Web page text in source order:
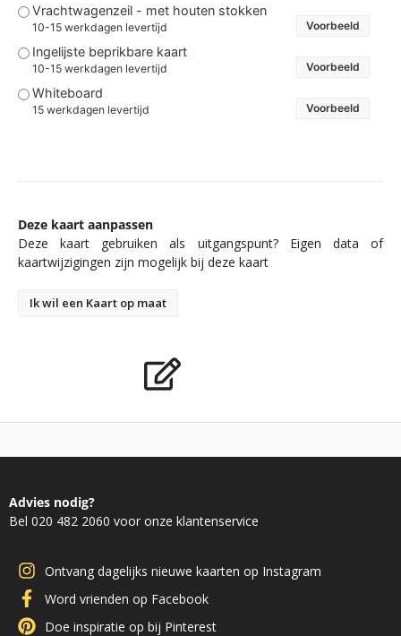
Vrachtwagenzeil - met houten stokken
10-15 werkdagen levertijd Voorbeeld
Ingelijste beprikbare kaart
10-15 werkdagen levertijd Voorbeeld
Whiteboard
15 werkdagen levertijd Voorbeeld
Deze kaart aanpassen
Deze kaart gebruiken als uitgangspunt? Eigen data of
kaartwijzigingen zijn mogelijk bij deze kaart
Ik wil een Kaart op maat
Advies nodig?
Bel 020 482 2060 voor onze klantenservice
Ontvang dagelijks nieuwe kaarten op Instagram
Word vrienden op Facebook
Doe inspiratie op bij Pinterest